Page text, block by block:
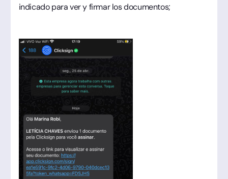
indicado para ver y firmar los documentos;